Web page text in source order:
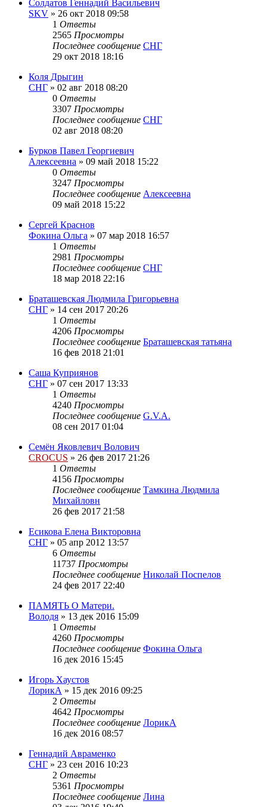
Солдатов Геннадий Васильевич
SKV » 26 окт 2018 09:58
1 Ответы
2565 Просмотры
Последнее сообщение СНГ
29 окт 2018 18:16
Коля Дрыгин
СНГ » 02 авг 2018 08:20
0 Ответы
3307 Просмотры
Последнее сообщение СНГ
02 авг 2018 08:20
Бурков Павел Георгиевич
Алексеевна » 09 май 2018 15:22
0 Ответы
3247 Просмотры
Последнее сообщение Алексеевна
09 май 2018 15:22
Сергей Краснов
Фокина Ольга » 07 мар 2018 16:57
1 Ответы
2981 Просмотры
Последнее сообщение СНГ
18 мар 2018 22:16
Браташевская Людмила Григорьевна
СНГ » 14 сен 2017 20:26
1 Ответы
4206 Просмотры
Последнее сообщение Браташевская татьяна
16 фев 2018 21:01
Саша Куприянов
СНГ » 07 сен 2017 13:33
1 Ответы
4240 Просмотры
Последнее сообщение G.V.A.
08 сен 2017 01:04
Семён Яковлевич Волович
CROCUS » 26 фев 2017 21:26
1 Ответы
4156 Просмотры
Последнее сообщение Тамкина Людмила
Михайловн
26 фев 2017 21:58
Есикова Елена Викторовна
СНГ » 05 апр 2012 13:57
6 Ответы
11737 Просмотры
Последнее сообщение Николай Поспелов
24 фев 2017 22:40
ПАМЯТЬ О Матери.
Володя » 13 дек 2016 15:09
1 Ответы
4260 Просмотры
Последнее сообщение Фокина Ольга
16 дек 2016 15:45
Игорь Хаустов
ЛорикА » 15 дек 2016 09:25
2 Ответы
4642 Просмотры
Последнее сообщение ЛорикА
16 дек 2016 08:57
Геннадий Авраменко
СНГ » 23 сен 2016 10:23
2 Ответы
5361 Просмотры
Последнее сообщение Лина